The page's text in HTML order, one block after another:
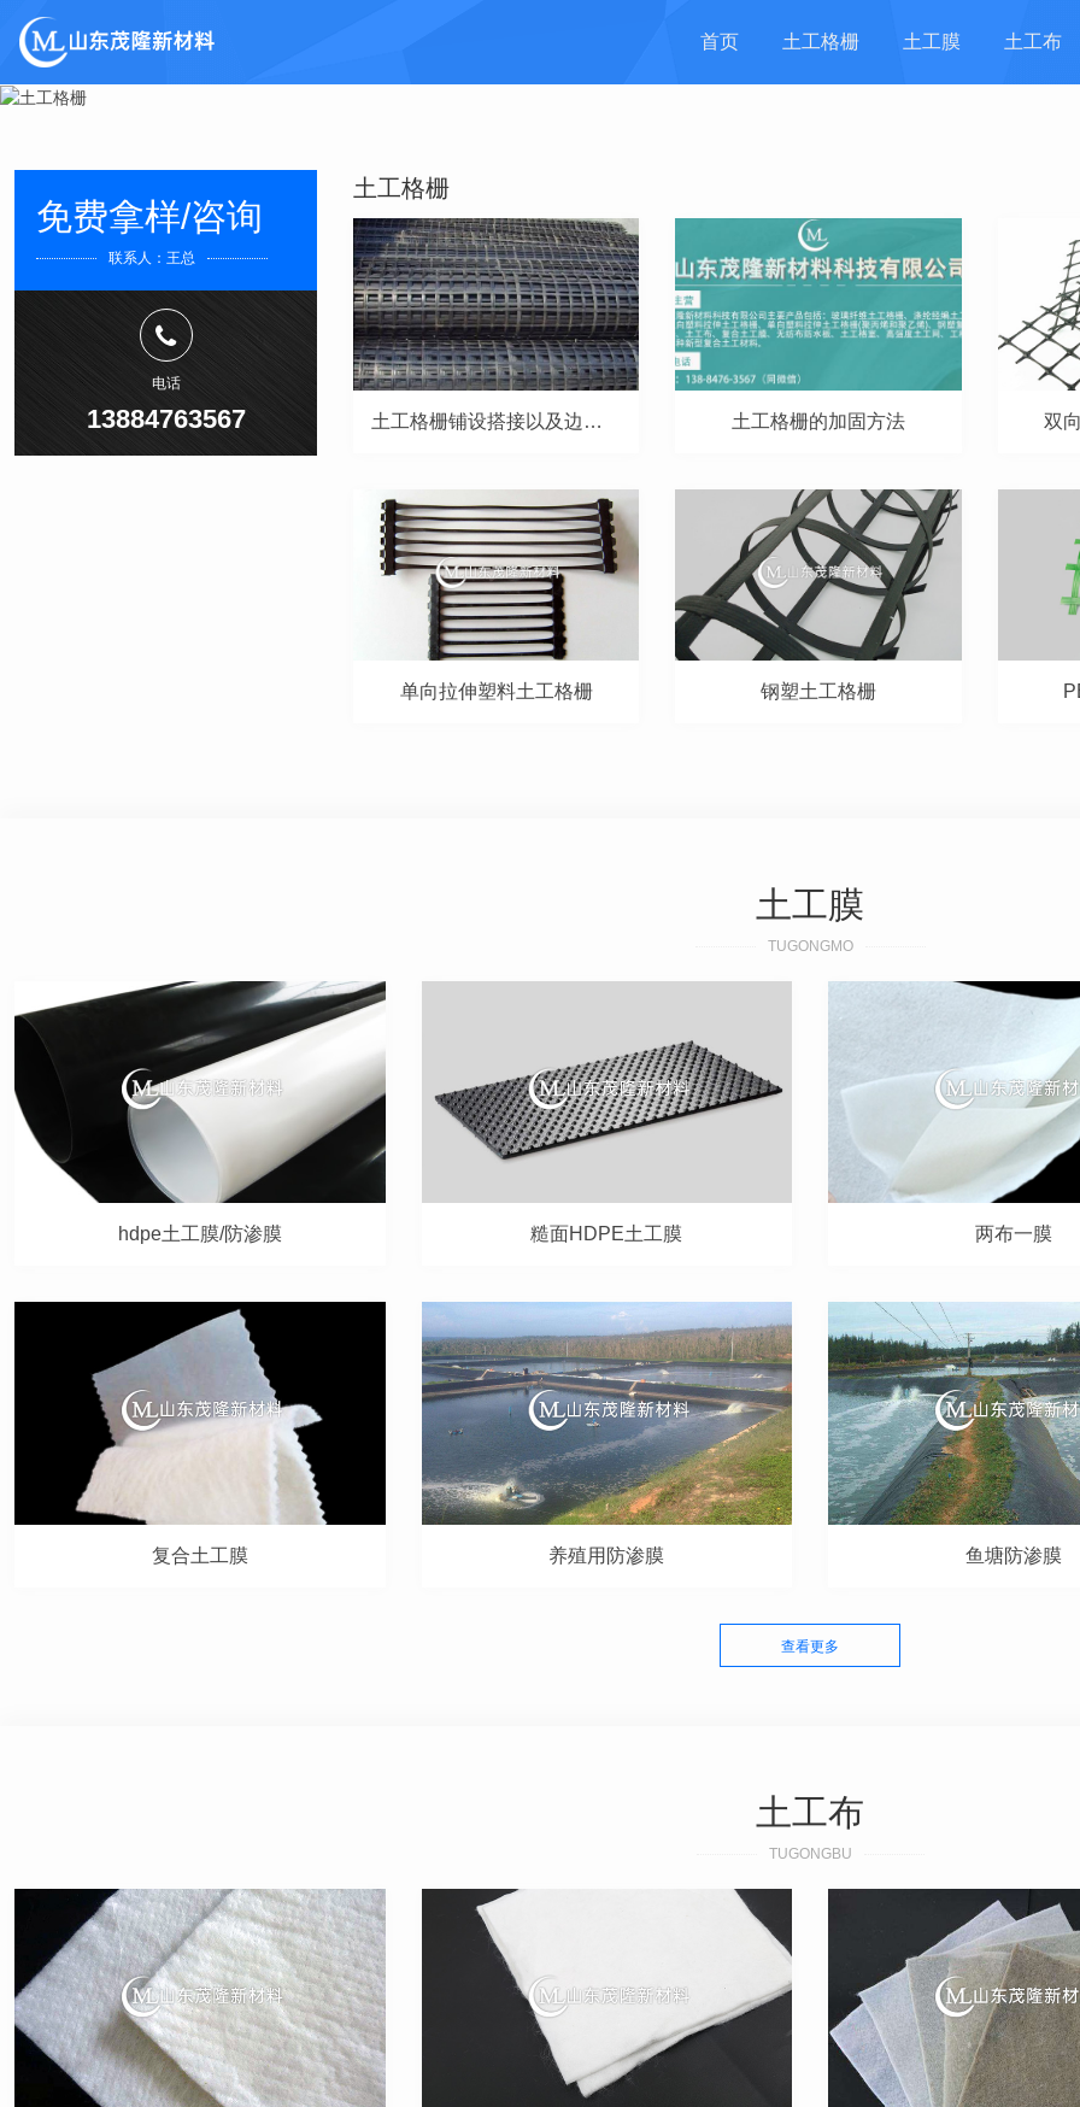
首页 土工格栅 土工膜 土工布
免费拿样/咨询
联系人：王总
电话
13884763567
土工格栅
土工格栅铺设搭接以及边缘处应该怎么压脚固定呢？ 土工格栅的加固方法 双
单向拉伸塑料土工格栅 钢塑土工格栅
土工膜
TUGONGMO
hdpe土工膜/防渗膜 糙面HDPE土工膜 两布一膜
复合土工膜 养殖用防渗膜 鱼塘防渗膜
查看更多
土工布
TUGONGBU